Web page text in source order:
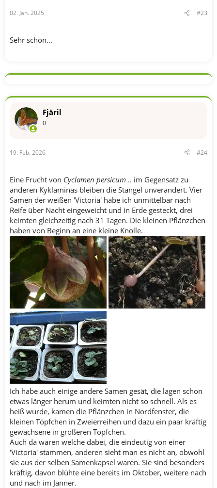
:
02. Jan. 2025 #23
Sehr schön...
Fjäril
0
19. Feb. 2026 #24
Eine Frucht von Cyclamen persicum .. im Gegensatz zu
anderen Kyklaminas bleiben die Stängel unverändert. Vier
Samen der weißen 'Victoria' habe ich unmittelbar nach
Reife über Nacht eingeweicht und in Erde gesteckt, drei
keimten gleichzeitig nach 31 Tagen. Die kleinen Pflänzchen
haben von Beginn an eine kleine Knolle.
Ich habe auch einige andere Samen gesät, die lagen schon
etwas länger herum und keimten nicht so schnell. Als es
heiß wurde, kamen die Pflänzchen in Nordfenster, die
kleinen Töpfchen in Zweierreihen und dazu ein paar kräftig
gewachsene in größeren Töpfchen.
Auch da waren welche dabei, die eindeutig von einer
'Victoria' stammen, anderen sieht man es nicht an, obwohl
sie aus der selben Samenkapsel waren. Sie sind besonders
kräftig, davon blühte eine bereits im Oktober, weitere nach
und nach im Jänner.